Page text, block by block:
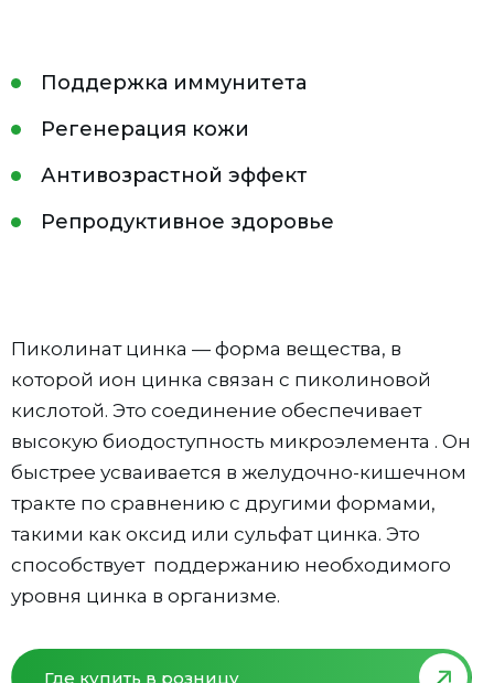
Пиколинат цинка — форма вещества, в
которой ион цинка связан с пиколиновой
кислотой. Это соединение обеспечивает
высокую биодоступность микроэлемента . Он
быстрее усваивается в желудочно-кишечном
тракте по сравнению с другими формами,
такими как оксид или сульфат цинка. Это
способствует поддержанию необходимого
уровня цинка в организме.
Поддержка иммунитета
Регенерация кожи
Антивозрастной эффект
Репродуктивное здоровье
Где купить в розницу